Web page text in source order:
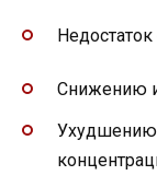
Снижению
Ухудшению